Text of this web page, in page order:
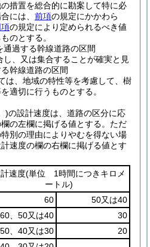
措置を総合的に勘案して特に必
には、 前項の規定にかかわら
の規定により定められるべき値
のとする。
過する幹線道路の区間
し、又は集合することが確実と見
幹線道路の区間
は、地域の特性等を考慮して、樹
適切に行うものとする。
)の設計速度は、道路の区分に応
の左欄に掲げる値とする。 ただ
別の理由によりやむを得ない場
速度の欄の右欄に掲げる値とす
速度(単位 1時間につきキロメ
ートル)
60
50又は40
60、50又は40
30
50、40又は30
20